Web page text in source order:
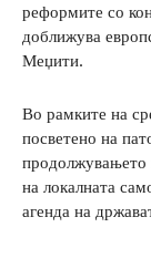
реформите со
доближува
Меџити.
Во рамките на
посветено на
продолжувањето
на локалната
агенда на